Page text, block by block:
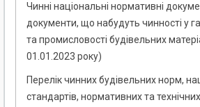
Чинні національні нормативні
документи, що набудуть чинності у
та промисловості будівельних
01.01.2023 року)
Перелік чинних будівельних норм,
стандартів, нормативних та